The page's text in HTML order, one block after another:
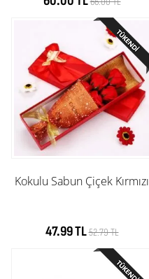
Kokulu Sabun Çiçek Kırmızı
47.99 TL52.79 TL